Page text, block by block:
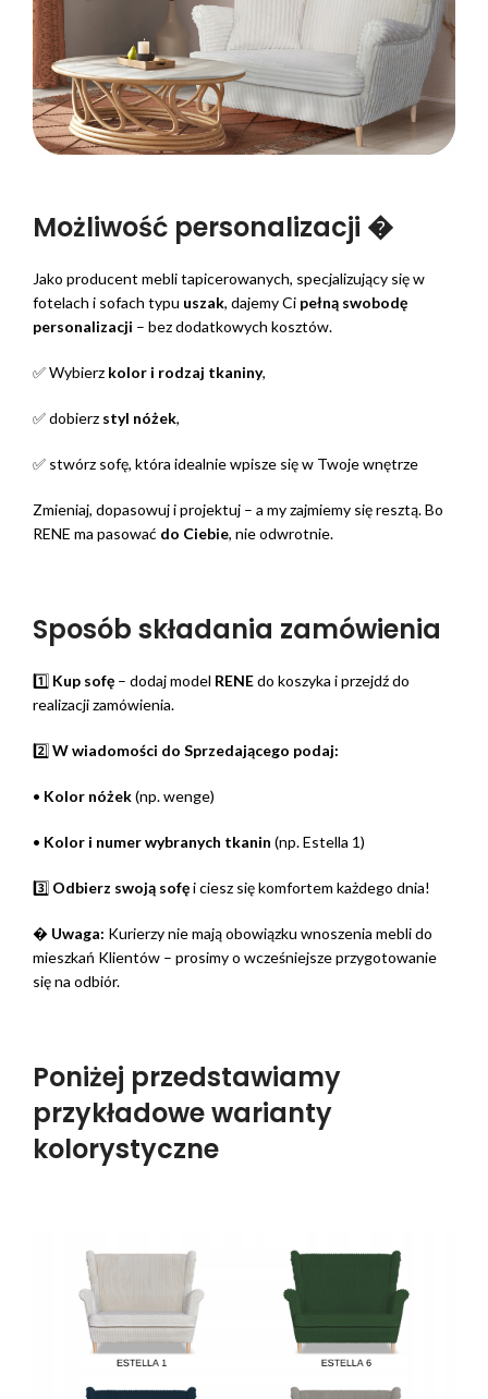
Możliwość personalizacji ️�
Jako producent mebli tapicerowanych, specjalizujący się w
fotelach i sofach typu uszak, dajemy Ci pełną swobodę
personalizacji – bez dodatkowych kosztów.
✅ Wybierz kolor i rodzaj tkaniny,
✅ dobierz styl nóżek,
✅ stwórz sofę, która idealnie wpisze się w Twoje wnętrze ️
Zmieniaj, dopasowuj i projektuj – a my zajmiemy się resztą. Bo
RENE ma pasować do Ciebie, nie odwrotnie.
Sposób składania zamówienia
1️⃣ Kup sofę – dodaj model RENEdo koszyka i przejdź do
realizacji zamówienia.
2️⃣W wiadomości do Sprzedającego podaj:
• Kolor nóżek(np. wenge)
• Kolor i numer wybranych tkanin (np. Estella 1)
3️⃣ Odbierz swoją sofęi ciesz się komfortem każdego dnia!
� Uwaga: Kurierzy nie mają obowiązku wnoszenia mebli do
mieszkań Klientów – prosimy o wcześniejsze przygotowanie
się na odbiór.
Poniżej przedstawiamy
przykładowe warianty
kolorystyczne